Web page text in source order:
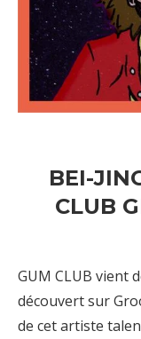
BEI-
CLUB
GUM CLUB vient
découvert sur
de cet artiste